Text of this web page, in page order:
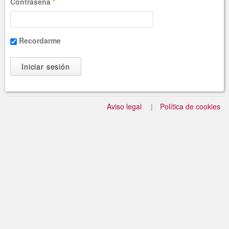
Recordarme
Aviso legal Política de cookies